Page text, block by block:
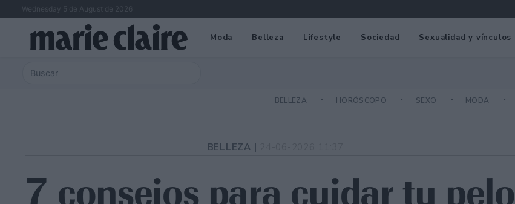
Wednesday 5 de August de 2026
Moda Belleza Lifestyle Sociedad Sexualidad y vínculos
BELLEZA HORÓSCOPO SEXO MODA
BELLEZA |
7 consejos para cuidar tu pelo